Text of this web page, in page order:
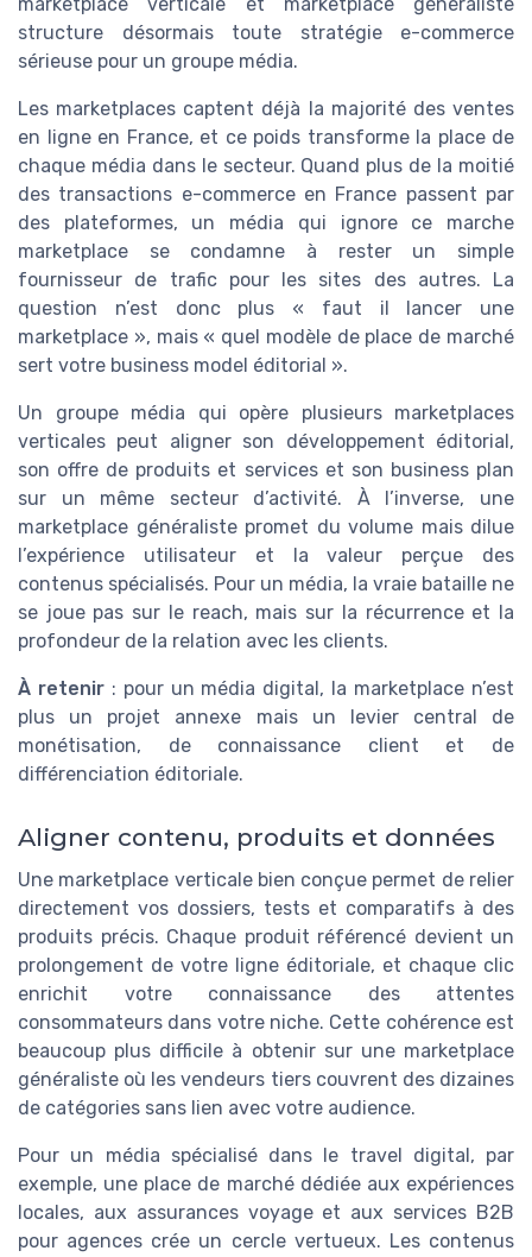
structure désormais toute stratégie e-commerce
sérieuse pour un groupe média.
Les marketplaces captent déjà la majorité des ventes
en ligne en France, et ce poids transforme la place de
chaque média dans le secteur. Quand plus de la moitié
des transactions e-commerce en France passent par
des plateformes, un média qui ignore ce marche
marketplace se condamne à rester un simple
fournisseur de trafic pour les sites des autres. La
question n’est donc plus « faut il lancer une
marketplace », mais « quel modèle de place de marché
sert votre business model éditorial ».
Un groupe média qui opère plusieurs marketplaces
verticales peut aligner son développement éditorial,
son offre de produits et services et son business plan
sur un même secteur d’activité. À l’inverse, une
marketplace généraliste promet du volume mais dilue
l’expérience utilisateur et la valeur perçue des
contenus spécialisés. Pour un média, la vraie bataille ne
se joue pas sur le reach, mais sur la récurrence et la
profondeur de la relation avec les clients.
À retenir: pour un média digital, la marketplace n’est
plus un projet annexe mais un levier central de
monétisation, de connaissance client et de
différenciation éditoriale.
Aligner contenu, produits et données
Une marketplace verticale bien conçue permet de relier
directement vos dossiers, tests et comparatifs à des
produits précis. Chaque produit référencé devient un
prolongement de votre ligne éditoriale, et chaque clic
enrichit votre connaissance des attentes
consommateurs dans votre niche. Cette cohérence est
beaucoup plus difficile à obtenir sur une marketplace
généraliste où les vendeurs tiers couvrent des dizaines
de catégories sans lien avec votre audience.
Pour un média spécialisé dans le travel digital, par
exemple, une place de marché dédiée aux expériences
locales, aux assurances voyage et aux services B2B
pour agences crée un cercle vertueux. Les contenus